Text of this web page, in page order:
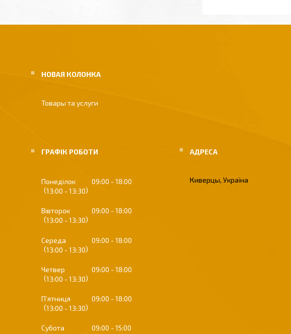
НОВАЯ КОЛОНКА
Товары та услуги
ГРАФІК РОБОТИ
Понеділок 09:00
18:00
13:00
13:30
Вівторок 09:00
18:00
13:00
13:30
Середа 09:00
18:00
13:00
13:30
Четвер 09:00
18:00
13:00
13:30
Пʼятниця 09:00
18:00
13:00
13:30
Субота 09:00
15:00
Киверцы, Україна